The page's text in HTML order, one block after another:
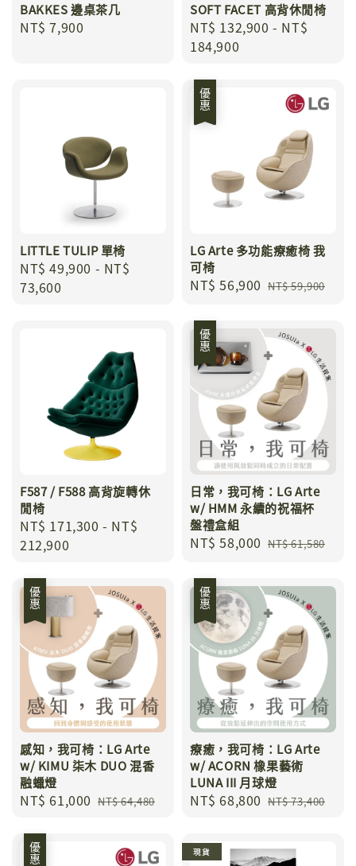
BAKKES 邊桌茶几
Regular
NT$ 7,900
SOFT FACET 高背休閒椅
Regular
price
NT$ 132,900 - NT$
184,900
LITTLE TULIP 單椅
Regular
price
NT$ 49,900 - NT$
73,600
優惠
LG Arte 多功能療癒椅 我
可椅
Sale
NT$ 56,900 Regular
NT$ 59,900
F587 / F588 高背旋轉休
閒椅
Regular
price
NT$ 171,300 - NT$
212,900
優惠
日常，我可椅：LG Arte
w/ HMM 永續的祝福杯
盤禮盒組
Sale
NT$ 58,000 Regular
NT$ 61,580
優惠
感知，我可椅：LG Arte
w/ KIMU 柒木 DUO 混香
融蠟燈
Sale
NT$ 61,000 Regular
NT$ 64,480
優惠
療癒，我可椅：LG Arte
w/ ACORN 橡果藝術
LUNA III 月球燈
Sale
NT$ 68,800 Regular
NT$ 73,400
優惠 現貨